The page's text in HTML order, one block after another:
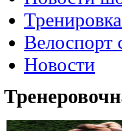
Велоспорт
Новости